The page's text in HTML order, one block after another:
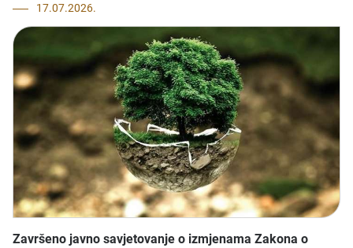
17.07.2026.
Završeno javno savjetovanje o izmjenama Zakona o